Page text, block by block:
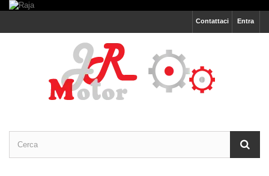
Entra
Contattaci